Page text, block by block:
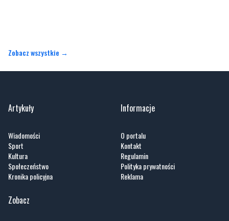
Zobacz wszystkie →
Artykuły
Wiadomości
Sport
Kultura
Społeczeństwo
Kronika policyjna
Informacje
O portalu
Kontakt
Regulamin
Polityka prywatności
Reklama
Zobacz